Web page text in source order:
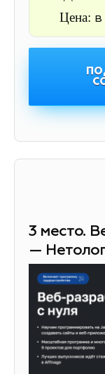
Цена: в
3 место.
—